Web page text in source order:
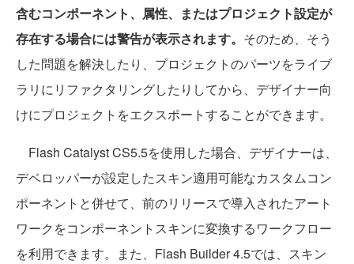
含むコンポーネント、属性、またはプロジェクト設定が
存在する場合には警告が表示されます。 そのため、そう
した問題を解決したり、プロジェクトのパーツをライブ
ラリにリファクタリングしたりしてから、デザイナー向
けにプロジェクトをエクスポートすることができます。
Flash Catalyst CS5.5を使用した場合、デザイナーは、
デベロッパーが設定したスキン適用可能なカスタムコン
ポーネントと併せて、前のリリースで導入されたアート
ワークをコンポーネントスキンに変換するワークフロー
を利用できます。また、Flash Builder 4.5では、スキン